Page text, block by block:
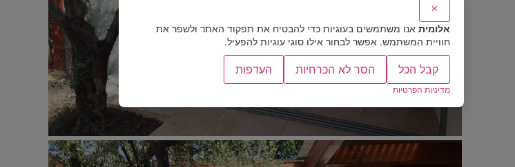
×
אלומית אנו משתמשים בעוגיות כדי להבטיח את תפקוד האתר ולשפר את
חוויית המשתמש. אפשר לבחור אילו סוגי עוגיות להפעיל.
קבל הכל הסר לא הכרחיות העדפות
מדיניות הפרטיות